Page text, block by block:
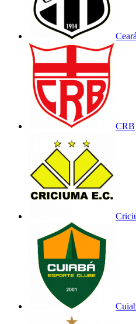
Ceará
CRB